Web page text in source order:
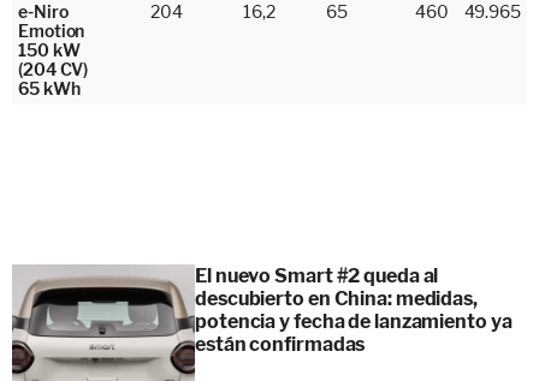
e-Niro
Emotion
150 kW
(204 CV)
65 kWh
204 16,2 65 460 49.965
El nuevo Smart #2 queda al
descubierto en China: medidas,
potencia y fecha de lanzamiento ya
están confirmadas